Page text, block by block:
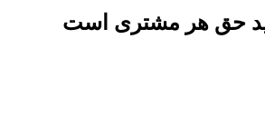
حق هر مشتری است